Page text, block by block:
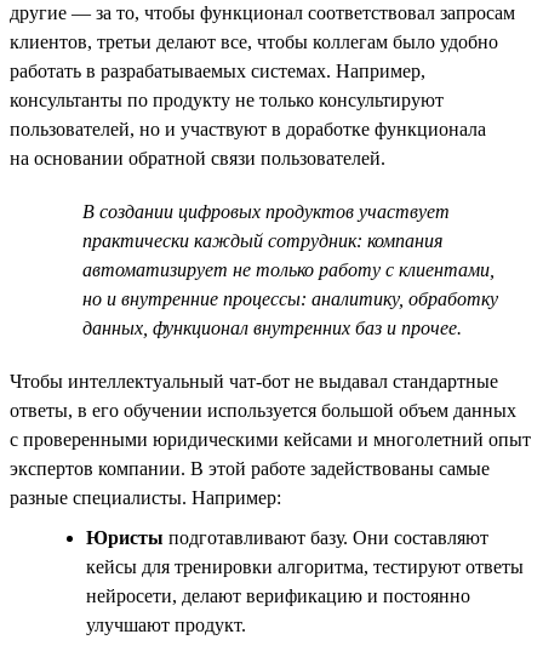
другие — за то, чтобы функционал соответствовал запросам
клиентов, третьи делают все, чтобы коллегам было удобно
работать в разрабатываемых системах. Например,
консультанты по продукту не только консультируют
пользователей, но и участвуют в доработке функционала
на основании обратной связи пользователей.
В создании цифровых продуктов участвует
практически каждый сотрудник: компания
автоматизирует не только работу с клиентами,
но и внутренние процессы: аналитику, обработку
данных, функционал внутренних баз и прочее.
Чтобы интеллектуальный чат-бот не выдавал стандартные
ответы, в его обучении используется большой объем данных
с проверенными юридическими кейсами и многолетний опыт
экспертов компании. В этой работе задействованы самые
разные специалисты. Например:
Юристы подготавливают базу. Они составляют
кейсы для тренировки алгоритма, тестируют ответы
нейросети, делают верификацию и постоянно
улучшают продукт.